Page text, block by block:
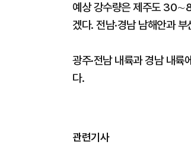
예상 강수량은 제주도
겠다. 전남·경남 남해안과
광주·전남 내륙과 경남 내
다.
관련기사